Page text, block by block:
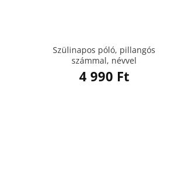
Szülinapos póló, pillangós
számmal, névvel
4 990 Ft